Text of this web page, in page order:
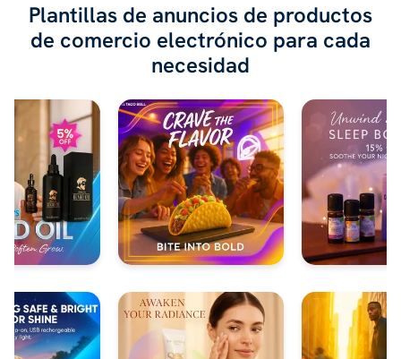
Plantillas de anuncios de productos
de comercio electrónico para cada
necesidad